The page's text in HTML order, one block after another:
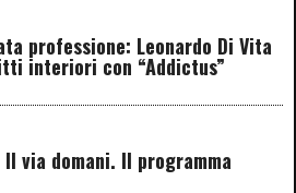
professione: Leonardo Di Vita
interiori con “Addictus”
via domani. Il programma